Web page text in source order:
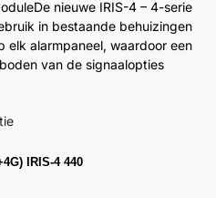
nieuwe IRIS-4 – 4-serie
in bestaande behuizingen
elk alarmpaneel, waardoor een
van de signaalopties
IRIS-4 440